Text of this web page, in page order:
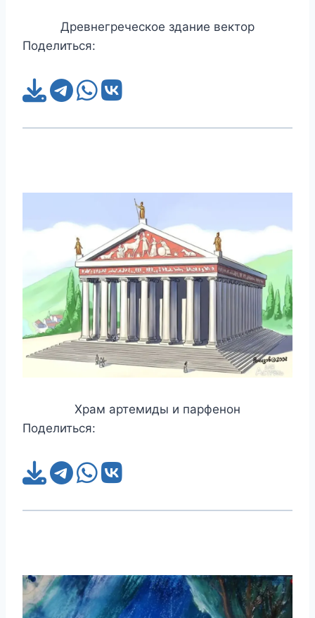
Древнегреческое здание вектор
Поделиться:
Храм артемиды и парфенон
Поделиться: